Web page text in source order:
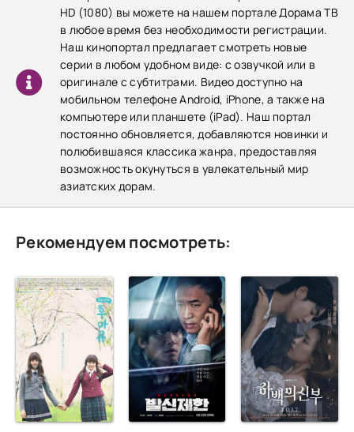
HD (1080) вы можете на нашем портале Дорама ТВ
в любое время без необходимости регистрации.
Наш кинопортал предлагает смотреть новые
серии в любом удобном виде: с озвучкой или в
оригинале с субтитрами. Видео доступно на
мобильном телефоне Android, iPhone, а также на
компьютере или планшете (iPad). Наш портал
постоянно обновляется, добавляются новинки и
полюбившаяся классика жанра, предоставляя
возможность окунуться в увлекательный мир
азиатских дорам.
Рекомендуем посмотреть: